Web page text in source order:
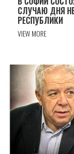
СЛУЧАЮ ДНЯ
РЕСПУБЛИКИ
VIEW MORE